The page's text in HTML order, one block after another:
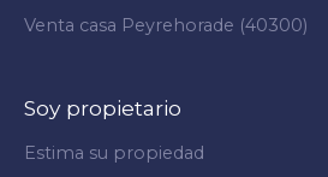
Venta casa Peyrehorade (40300)
Soy propietario
Estima su propiedad